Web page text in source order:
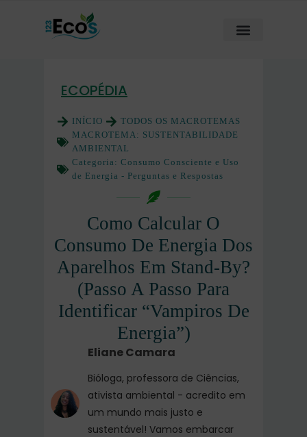
ECOPÉDIA
INÍCIO
TODOS OS MACROTEMAS
MACROTEMA: SUSTENTABILIDADE
AMBIENTAL
Categoria: Consumo Consciente e Uso
de Energia - Perguntas e Respostas
Como Calcular O
Consumo De Energia Dos
Aparelhos Em Stand-By?
(Passo A Passo Para
Identificar “vampiros De
Energia”)
Eliane Camara
Bióloga, professora de Ciências,
ativista ambiental - acredito em
um mundo mais justo e
sustentável! Vamos embarcar